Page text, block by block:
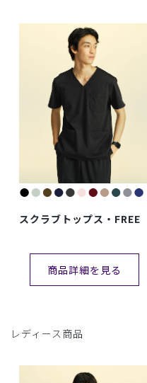
スクラブトップス・FREE
商品詳細を見る
レディース商品